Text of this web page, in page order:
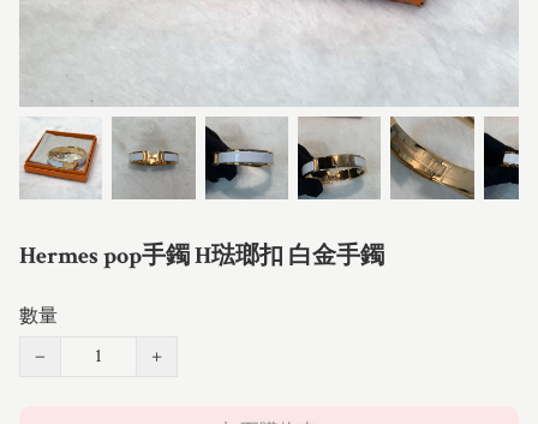
Hermes pop手鐲 H琺瑯扣 白金手鐲
數量
−
+